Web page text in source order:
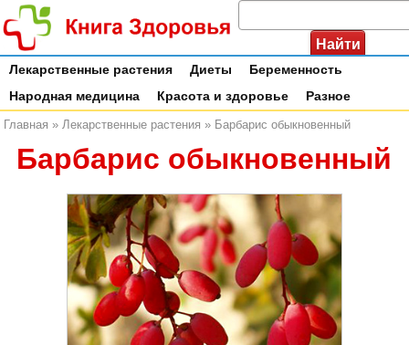
Лекарственные растения Диеты
Беременность
Народная медицина
Красота и здоровье Разное
Главная » Лекарственные растения » Барбарис обыкновенный
Барбарис обыкновенный